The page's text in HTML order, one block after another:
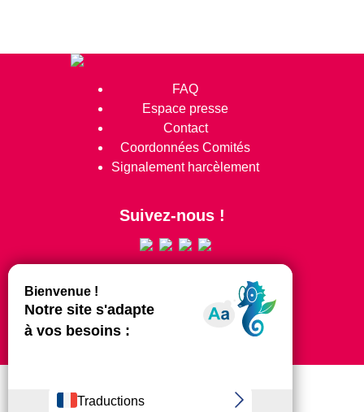
FAQ
Espace presse
Contact
Coordonnées Comités
Signalement harcèlement
Suivez-nous !
© 2024 Tous Droits Réservés
Mentions légales
Plan du site
Extranet